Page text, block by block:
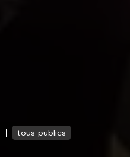
tous publics